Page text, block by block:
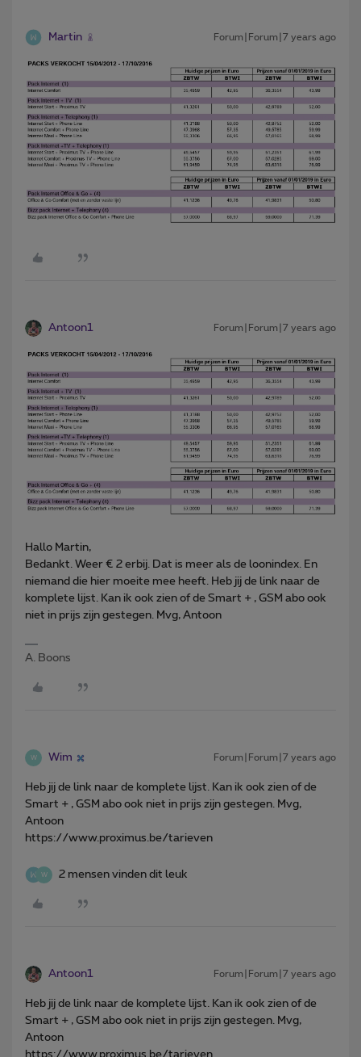
Martin Forum|Forum|7 years ago
Antoon1 Forum|Forum|7 years ago
Hallo Martin,
Bedankt. Weer € 2 erbij. Dat is meer als de loonindex. En
niemand die hier moeite mee heeft. Heb jij de link naar de
komplete lijst. Kan ik ook zien of de Smart + , GSM abo ook
niet in prijs zijn gestegen. Mvg, Antoon
A. Boons
W Wim Forum|Forum|7 years ago
Heb jij de link naar de komplete lijst. Kan ik ook zien of de
Smart + , GSM abo ook niet in prijs zijn gestegen. Mvg,
Antoon
https://www.proximus.be/tarieven
W 2 mensen vinden dit leuk
Antoon1 Forum|Forum|7 years ago
Heb jij de link naar de komplete lijst. Kan ik ook zien of de
Smart + , GSM abo ook niet in prijs zijn gestegen. Mvg,
Antoon
https://www.proximus.be/tarieven